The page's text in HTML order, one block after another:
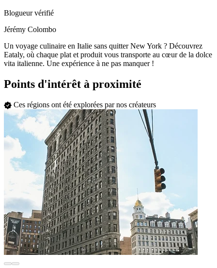
Blogueur vérifié
Jérémy Colombo
Un voyage culinaire en Italie sans quitter New York ? Découvrez
Eataly, où chaque plat et produit vous transporte au cœur de la dolce
vita italienne. Une expérience à ne pas manquer !
Points d'intérêt à proximité
Ces régions ont été explorées par nos créateurs